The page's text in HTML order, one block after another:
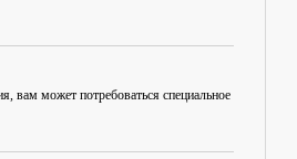
вам может потребоваться специальное